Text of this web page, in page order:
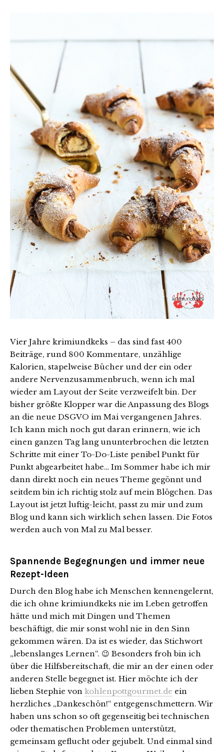
Vier Jahre krimiundkeks – das sind fast 400
Beiträge, rund 800 Kommentare, unzählige
Kalorien, stapelweise Bücher und der ein oder
andere Nervenzusammenbruch, wenn ich mal
wieder am Layout der Seite verzweifelt bin. Der
bisher größte Klopper war die Anpassung des Blogs
an die neue DSGVO im Mai vergangenen Jahres.
Ich kann mich noch gut daran erinnern, wie ich
einen ganzen Tag lang ununterbrochen die letzten
Schritte mit einer To-Do-Liste penibel Punkt für
Punkt abgearbeitet habe… Im Sommer habe ich mir
dann direkt noch ein neues Theme gegönnt und
seitdem bin ich richtig stolz auf mein Blögchen. Das
Layout ist jetzt luftig-leicht, passt zu mir und zum
Blog und kann sich wirklich sehen lassen. Die Fotos
werden auch von Mal zu Mal besser.
Spannende Begegnungen und immer neue
Rezept-Ideen
Durch den Blog habe ich Menschen kennengelernt,
die ich ohne krimiundkeks nie im Leben getroffen
hätte und mich mit Dingen und Themen
beschäftigt, die mir sonst wohl nie in den Sinn
gekommen wären. Da ist es wieder, das Stichwort
„lebenslanges Lernen“. 😉 Besonders froh bin ich
über die Hilfsbereitschaft, die mir an der einen oder
anderen Stelle begegnet ist. Hier möchte ich der
lieben Stephie von kohlenpottgourmet.de ein
herzliches „Dankeschön!“ entgegenschmettern. Wir
haben uns schon so oft gegenseitig bei technischen
oder thematischen Problemen unterstützt,
gemeinsam geflucht oder gejubelt. Und einmal sind